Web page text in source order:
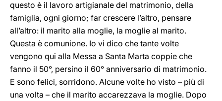
questo è il lavoro artigianale del matrimonio, della
famiglia, ogni giorno; far crescere l’altro, pensare
all’altro: il marito alla moglie, la moglie al marito.
Questa è comunione. Io vi dico che tante volte
vengono qui alla Messa a Santa Marta coppie che
fanno il 50°, persino il 60° anniversario di matrimonio.
E sono felici, sorridono. Alcune volte ho visto – più di
una volta – che il marito accarezzava la moglie. Dopo